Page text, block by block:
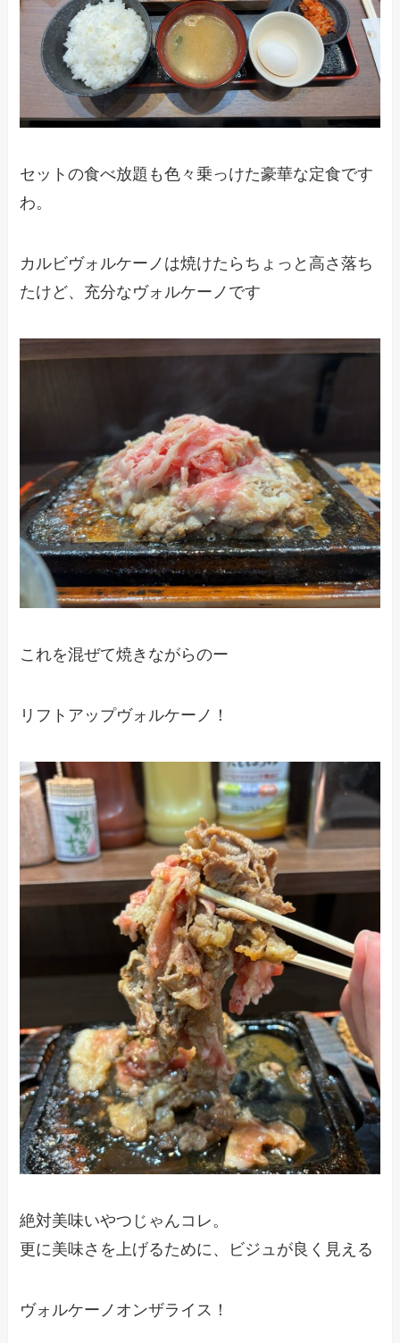
セットの食べ放題も色々乗っけた豪華な定食です
わ。
カルビヴォルケーノは焼けたらちょっと高さ落ち
たけど、充分なヴォルケーノです
これを混ぜて焼きながらのー
リフトアップヴォルケーノ！
絶対美味いやつじゃんコレ。
更に美味さを上げるために、ビジュが良く見える
ヴォルケーノオンザライス！